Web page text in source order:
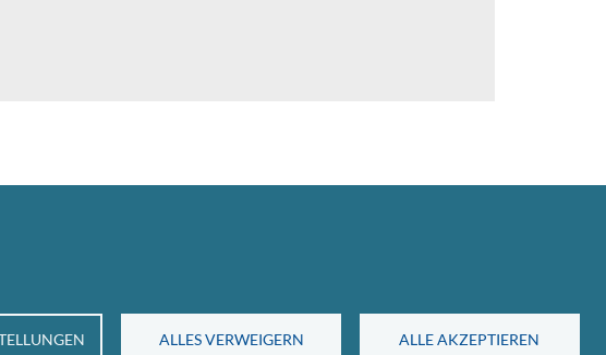
ALLES VERWEIGERN ALLE AKZEPTIEREN